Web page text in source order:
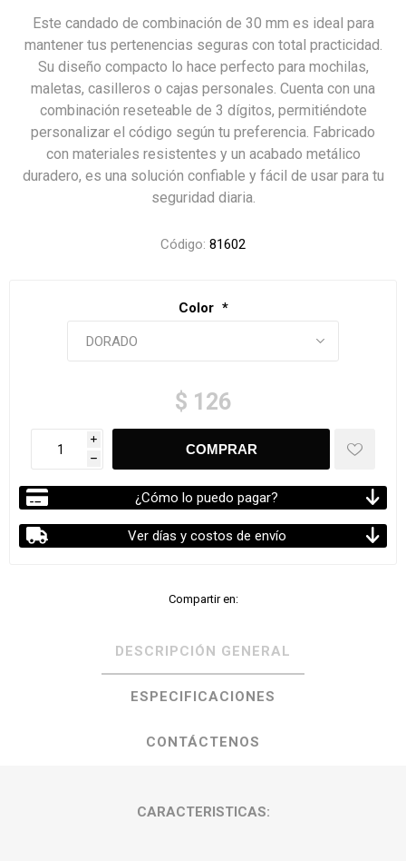
Este candado de combinación de 30 mm es ideal para
mantener tus pertenencias seguras con total practicidad.
Su diseño compacto lo hace perfecto para mochilas,
maletas, casilleros o cajas personales. Cuenta con una
combinación reseteable de 3 dígitos, permitiéndote
personalizar el código según tu preferencia. Fabricado
con materiales resistentes y un acabado metálico
duradero, es una solución confiable y fácil de usar para tu
seguridad diaria.
Código: 81602
Color *
$ 126
i
h
¿Cómo lo puedo pagar?
Ver días y costos de envío
Compartir en:
DESCRIPCIÓN GENERAL
ESPECIFICACIONES
CONTÁCTENOS
CARACTERISTICAS: